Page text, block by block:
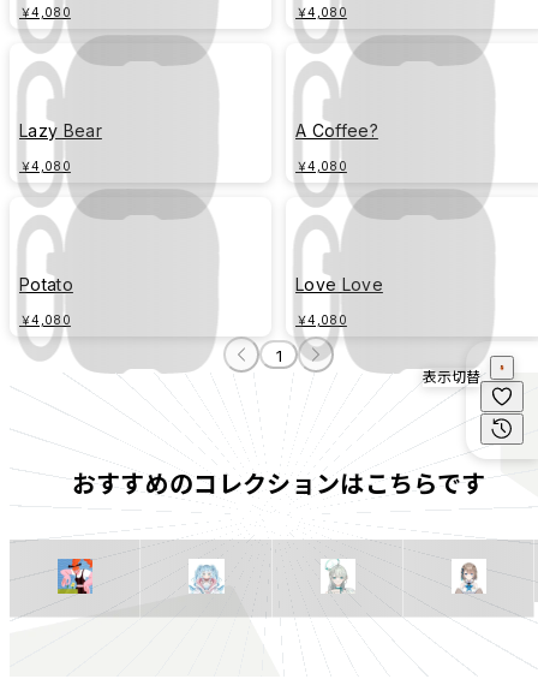
￥4,080 ￥4,080
Lazy Bear
￥4,080
A Coffee?
￥4,080
Potato
￥4,080
Love Love
￥4,080
1
おすすめのコレクションはこちらです
表示切替